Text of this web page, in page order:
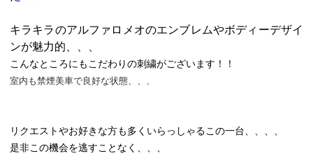
キラキラのアルファロメオのエンブレムやボディーデザイ
ンが魅力的、、、
こんなところにもこだわりの刺繍がございます！！
室内も禁煙美車で良好な状態、、、
リクエストやお好きな方も多くいらっしゃるこの一台、、、、
是非この機会を逃すことなく、、、